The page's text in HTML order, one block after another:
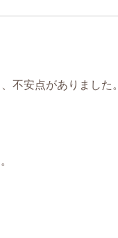
不安点がありました。